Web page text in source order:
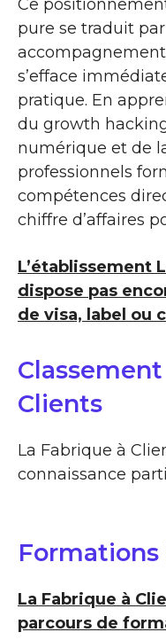
Ce
pure se traduit
s’efface
pratique. En
du growth
numérique et de
professionnels
compétences
chiffre d’affaires
L’établissement
dispose pas
de visa, label ou
Clients
La Fabrique à
connaissance
La Fabrique à
parcours de